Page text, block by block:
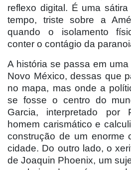
reflexo digital. É uma
tempo, triste sobre a
quando o isolamento fí
conter o contágio da
A história se passa em
Novo México, dessas que
no mapa, mas onde a
se fosse o centro do
Garcia, interpretado por
homem carismático e
construção de um enorme
cidade. Do outro lado, o
de Joaquin Phoenix, um